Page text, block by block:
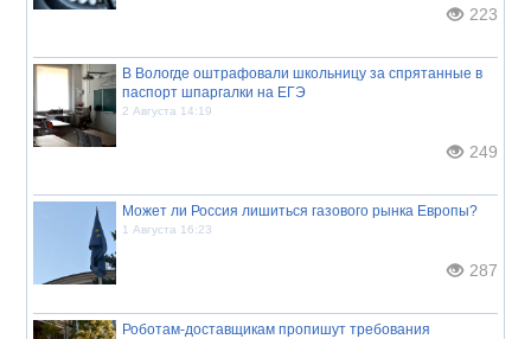
223
В Вологде оштрафовали школьницу за спрятанные в
паспорт шпаргалки на ЕГЭ
2 Августа 14:19
249
Может ли Россия лишиться газового рынка Европы?
1 Августа 16:23
287
Роботам-доставщикам пропишут требования